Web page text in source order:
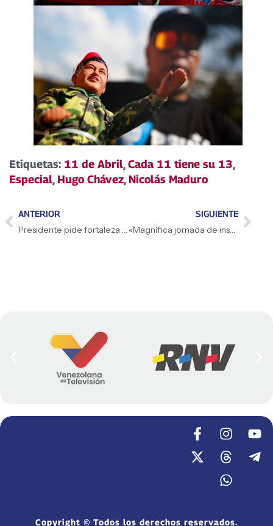
Etiquetas: 11 de Abril,Cada 11 tiene su 13,
Especial, Hugo Chávez, Nicolás Maduro
ANTERIOR
Presidente pide fortaleza espiritual este Domingo de Ramos
SIGUIENTE
«Magnífica jornada de inscripciones ante el CNE»
Copyright © Todos los derechos reservados.